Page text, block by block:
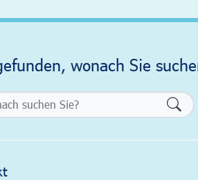
wonach Sie